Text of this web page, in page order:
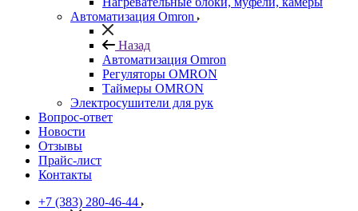
Автоматизация Omron
Назад
Автоматизация Omron
Регуляторы OMRON
Таймеры OMRON
Электросушители для рук
Вопрос-ответ
Новости
Отзывы
Прайс-лист
Контакты
+7 (383) 280-46-44